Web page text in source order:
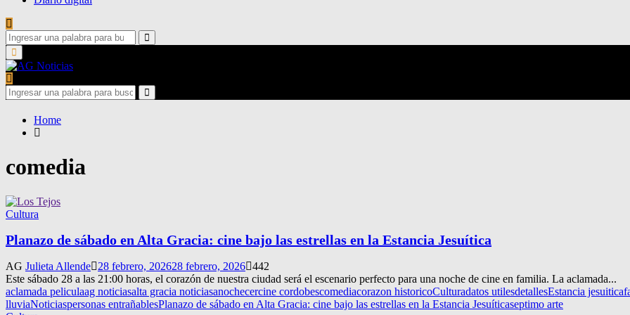
Search
for:
Search
Primary
Menu
Search
for:
Search
Home
comedia
Cultura
Planazo de sábado en Alta Gracia: cine bajo las estrellas en la Estancia Jesuítica
AG Julieta Allende 28 febrero, 202628 febrero, 2026 442
Este sábado 28 a las 21:00 horas, el corazón de nuestra ciudad será el escenario perfecto para una noche de cine en familia. La aclamada...
aclamada peliculaag noticiasalta gracia noticiasanochecercine cordobescomediacorazon historicoCulturadatos utilesdetallesEstancia jesuitica
lluviaNoticiaspersonas entrañablesPlanazo de sábado en Alta Gracia: cine bajo las estrellas en la Estancia Jesuíticaseptimo arte